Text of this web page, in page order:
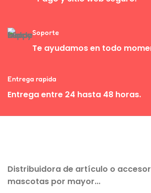
Soporte
Te ayudamos en todo
Entrega rapida
Entrega entre 24 hasta 48 horas.
Distribuidora de artículo o
mascotas por mayor...